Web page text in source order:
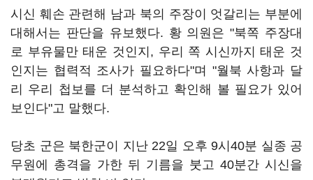
시신 훼손 관련해 남과 북의 주장이 엇갈리는 부분에
대해서는 판단을 유보했다. 황 의원은 "북쪽 주장대
로 부유물만 태운 것인지, 우리 쪽 시신까지 태운 것
인지는 협력적 조사가 필요하다"며 "월북 사항과 달
리 우리 첩보를 더 분석하고 확인해 볼 필요가 있어
보인다"고 말했다.
당초 군은 북한군이 지난 22일 오후 9시40분 실종 공
무원에 총격을 가한 뒤 기름을 붓고 40분간 시신을